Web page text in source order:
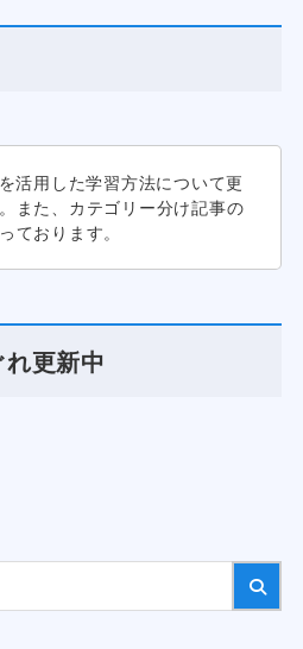
活用した学習方法について更
また、カテゴリー分け記事の
ております。
更新中